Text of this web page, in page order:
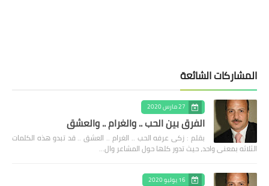
المشاركات الشائعة
27 مارس 2020
الفرق بين الحب .. والغرام .. والعشق
بقلم : زكى عرفه الحب .. الغرام .. العشق .. قد تبدو هذه الكلمات
الثلاثه بمعنى واحد، حيث تدور كلها حول المشاعر وال…
16 يوليو 2020